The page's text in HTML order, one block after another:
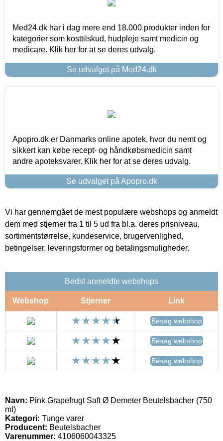
Med24.dk har i dag mere end 18.000 produkter inden for
kategorier som kosttilskud, hudpleje samt medicin og
medicare. Klik her for at se deres udvalg.
Se udvalget på Med24.dk
Apopro.dk er Danmarks online apotek, hvor du nemt og
sikkert kan købe recept- og håndkøbsmedicin samt
andre apoteksvarer. Klik her for at se deres udvalg.
Se udvalget på Apopro.dk
Vi har gennemgået de mest populære webshops og anmeldt
dem med stjerner fra 1 til 5 ud fra bl.a. deres prisniveau,
sortimentstørrelse, kundeservice, brugervenlighed,
betingelser, leveringsformer og betalingsmuligheder.
Bedst anmeldte webshops
Webshop Stjerner Link
Besøg webshop
Besøg webshop
Besøg webshop
Navn: Pink Grapefrugt Saft Ø Demeter Beutelsbacher (750
ml)
Kategori: Tunge varer
Producent: Beutelsbacher
Varenummer: 4106060043325